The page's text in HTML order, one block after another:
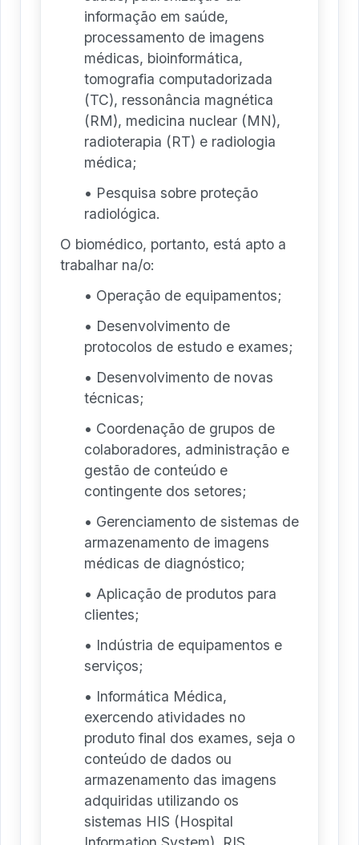
informação em saúde,
processamento de imagens
médicas, bioinformática,
tomografia computadorizada
(TC), ressonância magnética
(RM), medicina nuclear (MN),
radioterapia (RT) e radiologia
médica;
• Pesquisa sobre proteção
radiológica.
O biomédico, portanto, está apto a
trabalhar na/o:
• Operação de equipamentos;
• Desenvolvimento de
protocolos de estudo e exames;
• Desenvolvimento de novas
técnicas;
• Coordenação de grupos de
colaboradores, administração e
gestão de conteúdo e
contingente dos setores;
• Gerenciamento de sistemas de
armazenamento de imagens
médicas de diagnóstico;
• Aplicação de produtos para
clientes;
• Indústria de equipamentos e
serviços;
• Informática Médica,
exercendo atividades no
produto final dos exames, seja o
conteúdo de dados ou
armazenamento das imagens
adquiridas utilizando os
sistemas HIS (Hospital